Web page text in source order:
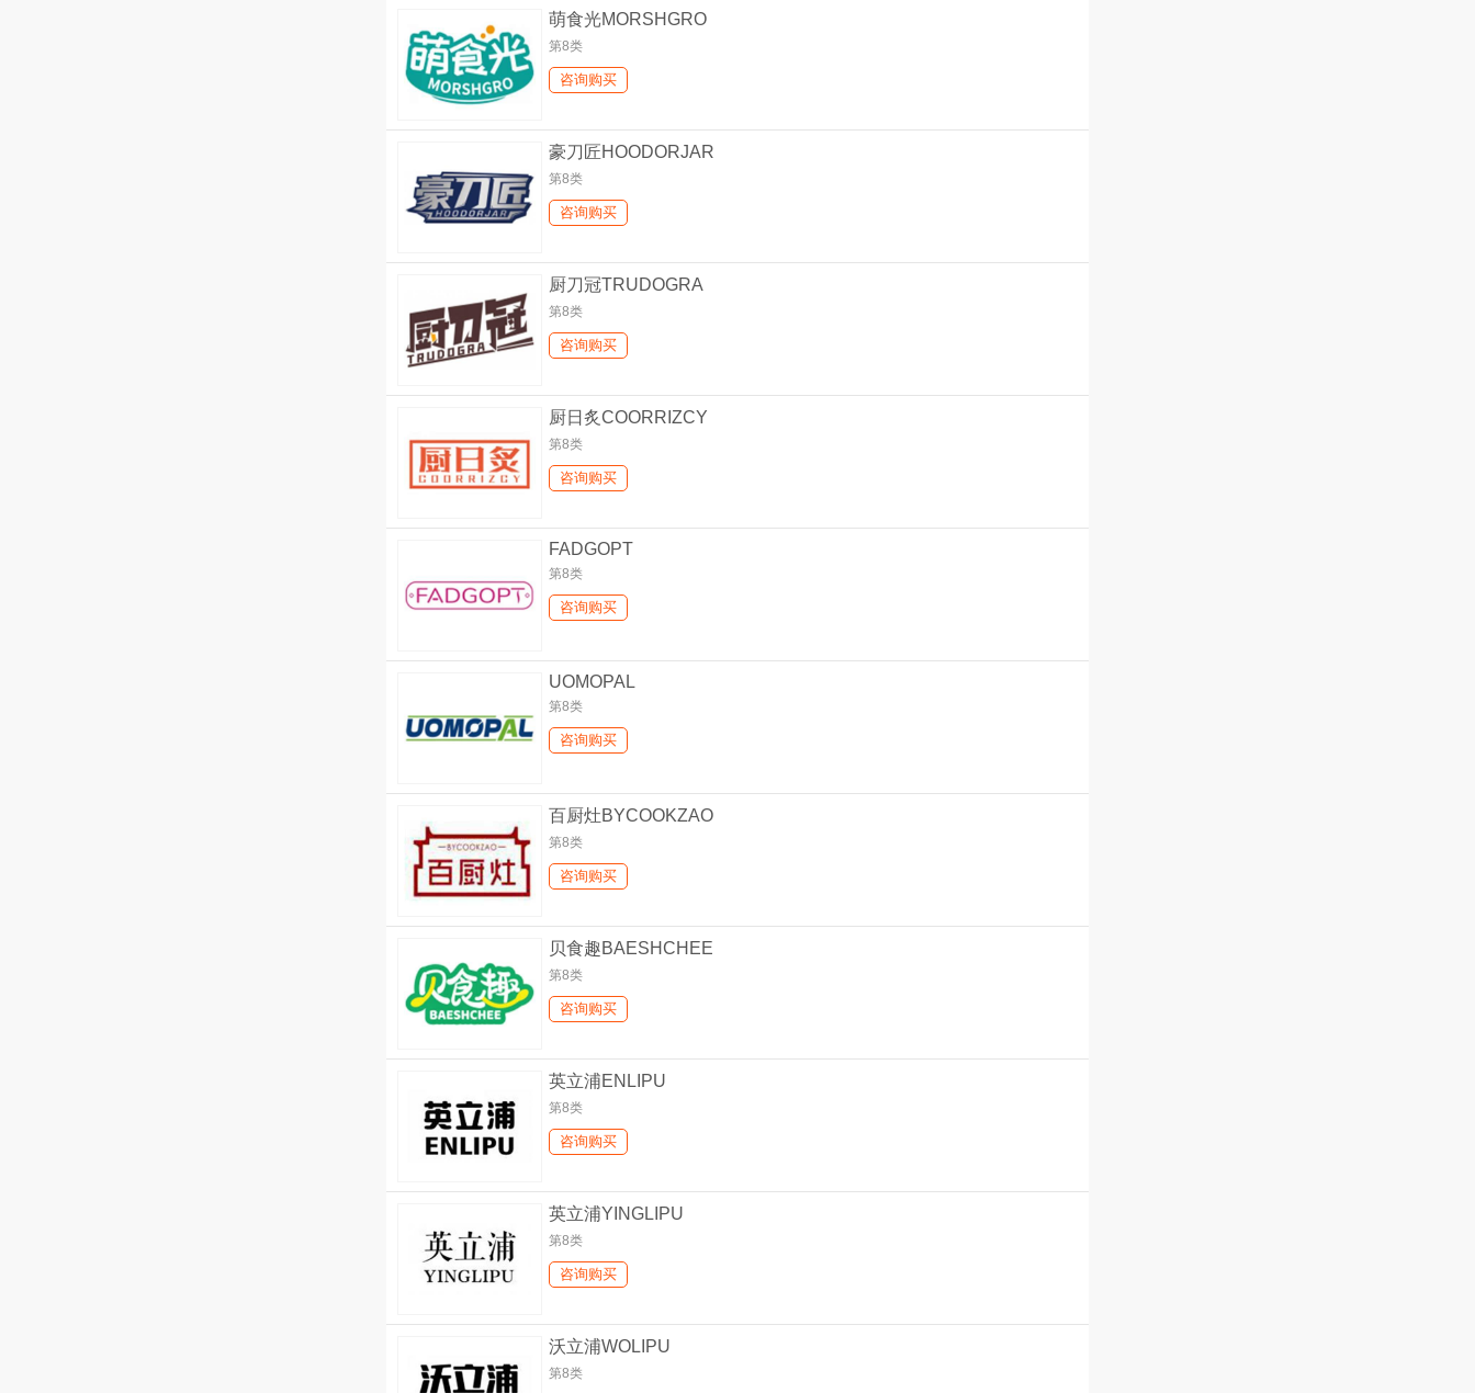
萌食光MORSHGRO
第8类
咨询购买
豪刀匠HOODORJAR
第8类
咨询购买
厨刀冠TRUDOGRA
第8类
咨询购买
厨日炙COORRIZCY
第8类
咨询购买
FADGOPT
第8类
咨询购买
UOMOPAL
第8类
咨询购买
百厨灶BYCOOKZAO
第8类
咨询购买
贝食趣BAESHCHEE
第8类
咨询购买
英立浦ENLIPU
第8类
咨询购买
英立浦YINGLIPU
第8类
咨询购买
沃立浦WOLIPU
第8类